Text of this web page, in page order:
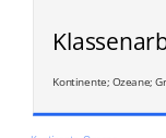
Kontinente; Ozeane;